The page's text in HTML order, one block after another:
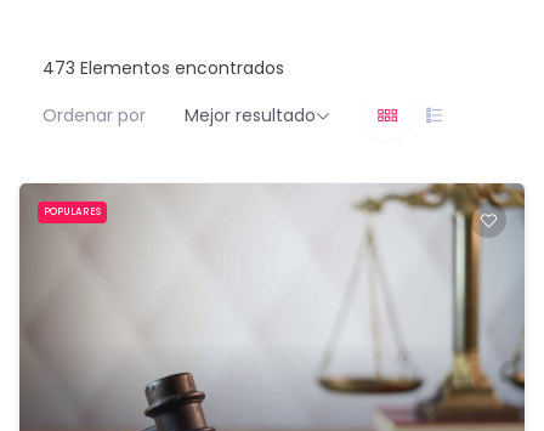
473 Elementos encontrados
Ordenar por
Mejor resultado
POPULARES